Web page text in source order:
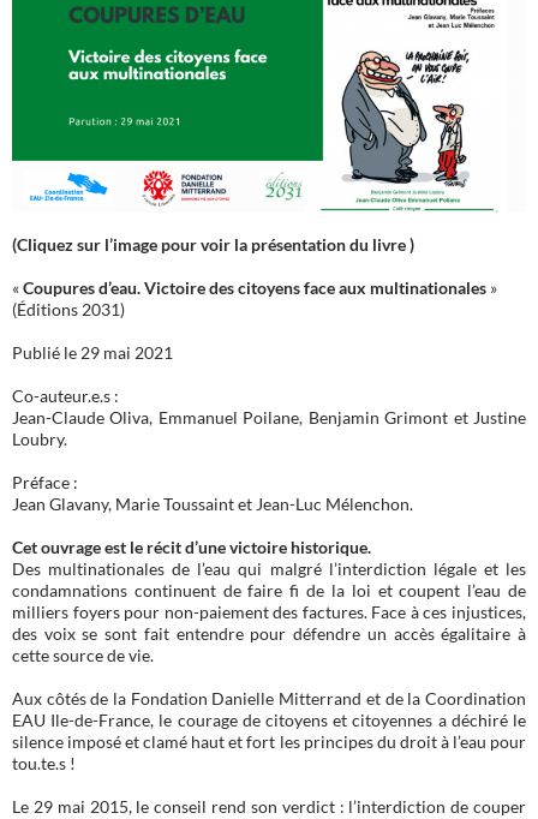
(Cliquez sur l’image pour voir la présentation du livre )
«Coupures d’eau. Victoire des citoyens face aux multinationales »
(Éditions 2031)
Publié le 29 mai 2021
Co-auteur.e.s :
Jean-Claude Oliva, Emmanuel Poilane, Benjamin Grimont et Justine
Loubry.
Préface :
Jean Glavany, Marie Toussaint et Jean-Luc Mélenchon.
Cet ouvrage est le récit d’une victoire historique.
Des multinationales de l’eau qui malgré l’interdiction légale et les
condamnations continuent de faire fi de la loi et coupent l’eau de
milliers foyers pour non-paiement des factures. Face à ces injustices,
des voix se sont fait entendre pour défendre un accès égalitaire à
cette source de vie.
Aux côtés de la Fondation Danielle Mitterrand et de la Coordination
EAU Ile-de-France, le courage de citoyens et citoyennes a déchiré le
silence imposé et clamé haut et fort les principes du droit à l’eau pour
tou.te.s !
Le 29 mai 2015, le conseil rend son verdict : l’interdiction de couper